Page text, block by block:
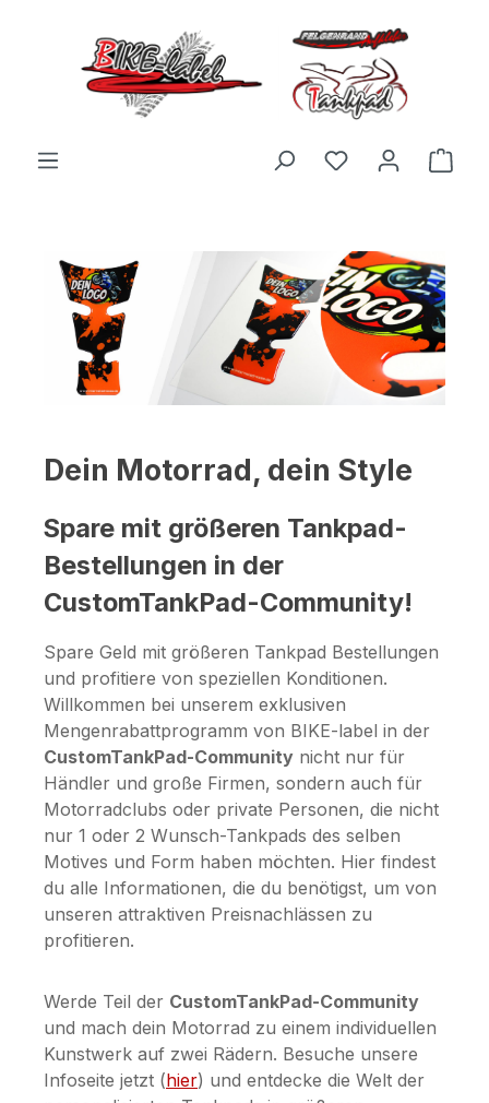
Zum Hauptinhalt springen
Du hast 0
Dein Motorrad, dein Style
Spare mit größeren Tankpad-
Bestellungen in der
CustomTankPad-Community!
Spare Geld mit größeren Tankpad Bestellungen
und profitiere von speziellen Konditionen.
Willkommen bei unserem exklusiven
Mengenrabattprogramm von BIKE-label in der
CustomTankPad-Community nicht nur für
Händler und große Firmen, sondern auch für
Motorradclubs oder private Personen, die nicht
nur 1 oder 2 Wunsch-Tankpads des selben
Motives und Form haben möchten. Hier findest
du alle Informationen, die du benötigst, um von
unseren attraktiven Preisnachlässen zu
profitieren.
Werde Teil der CustomTankPad-Community
und mach dein Motorrad zu einem individuellen
Kunstwerk auf zwei Rädern. Besuche unsere
Infoseite jetzt (hier) und entdecke die Welt der